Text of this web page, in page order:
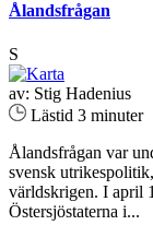
Ålandsfrågan
S
av: Stig Hadenius
Lästid 3 minuter
Ålandsfrågan var
svensk
världskrigen. I april
Östersjöstaterna i...